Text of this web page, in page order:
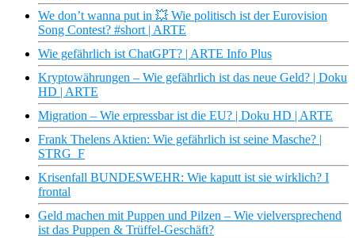
We don’t wanna put in 💥 Wie politisch ist der Eurovision
Song Contest? #short | ARTE
Wie gefährlich ist ChatGPT? | ARTE Info Plus
Kryptowährungen – Wie gefährlich ist das neue Geld? | Doku
HD | ARTE
Migration – Wie erpressbar ist die EU? | Doku HD | ARTE
Frank Thelens Aktien: Wie gefährlich ist seine Masche? |
STRG_F
Krisenfall BUNDESWEHR: Wie kaputt ist sie wirklich? I
frontal
Geld machen mit Puppen und Pilzen – Wie vielversprechend
ist das Puppen & Trüffel-Geschäft?